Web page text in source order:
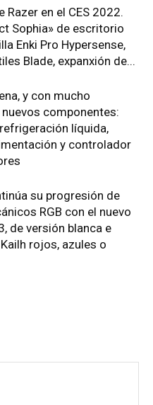
Razer en el CES 2022.
Sophia» de escritorio
Enki Pro Hypersense,
Blade, expanxión de...
y con mucho
componentes:
líquida,
y controlador
su progresión de
RGB con el nuevo
de versión blanca e
rojos, azules o